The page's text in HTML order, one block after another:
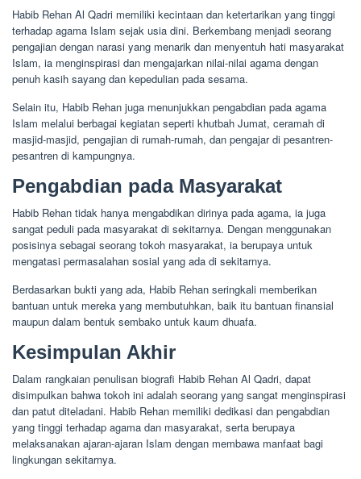
Habib Rehan Al Qadri memiliki kecintaan dan ketertarikan yang tinggi
terhadap agama Islam sejak usia dini. Berkembang menjadi seorang
pengajian dengan narasi yang menarik dan menyentuh hati masyarakat
Islam, ia menginspirasi dan mengajarkan nilai-nilai agama dengan
penuh kasih sayang dan kepedulian pada sesama.
Selain itu, Habib Rehan juga menunjukkan pengabdian pada agama
Islam melalui berbagai kegiatan seperti khutbah Jumat, ceramah di
masjid-masjid, pengajian di rumah-rumah, dan pengajar di pesantren-
pesantren di kampungnya.
Pengabdian pada Masyarakat
Habib Rehan tidak hanya mengabdikan dirinya pada agama, ia juga
sangat peduli pada masyarakat di sekitarnya. Dengan menggunakan
posisinya sebagai seorang tokoh masyarakat, ia berupaya untuk
mengatasi permasalahan sosial yang ada di sekitarnya.
Berdasarkan bukti yang ada, Habib Rehan seringkali memberikan
bantuan untuk mereka yang membutuhkan, baik itu bantuan finansial
maupun dalam bentuk sembako untuk kaum dhuafa.
Kesimpulan Akhir
Dalam rangkaian penulisan biografi Habib Rehan Al Qadri, dapat
disimpulkan bahwa tokoh ini adalah seorang yang sangat menginspirasi
dan patut diteladani. Habib Rehan memiliki dedikasi dan pengabdian
yang tinggi terhadap agama dan masyarakat, serta berupaya
melaksanakan ajaran-ajaran Islam dengan membawa manfaat bagi
lingkungan sekitarnya.